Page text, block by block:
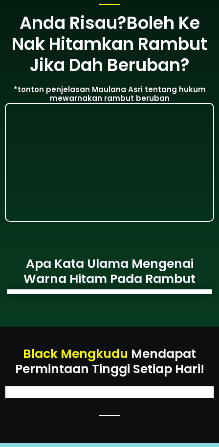
Anda Risau?Boleh Ke
Nak Hitamkan Rambut
Jika Dah Beruban?
*tonton penjelasan Maulana Asri tentang hukum
mewarnakan rambut beruban
Apa Kata Ulama Mengenai
Warna Hitam Pada Rambut
Black Mengkudu Mendapat
Permintaan Tinggi Setiap Hari!